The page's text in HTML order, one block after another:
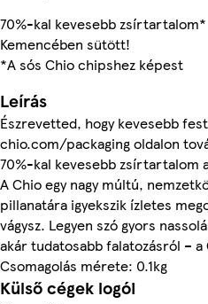
70%-kal kevesebb zsírtartalom*
Kemencében sütött!
*A sós Chio chipshez képest
Leírás
Észrevetted, hogy kevesebb
chio.com/packaging oldalon
70%-kal kevesebb zsírtartalom
A Chio egy nagy múltú,
pillanatára igyekszik ízletes
vágysz. Legyen szó gyors
akár tudatosabb falatozásról –
Csomagolás mérete: 0.1kg
Külső cégek logói